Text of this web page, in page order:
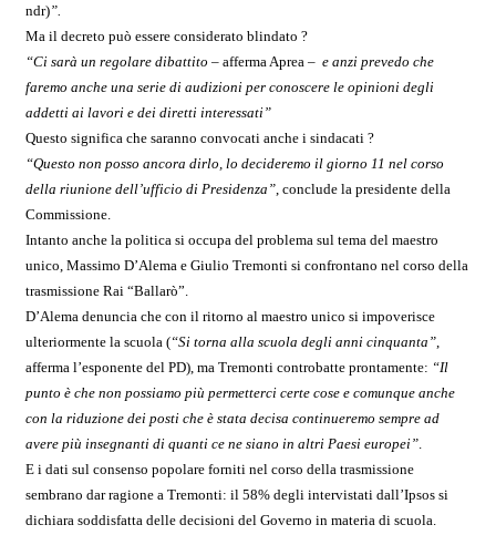
ndr)”.
Ma il decreto può essere considerato blindato ?
“Ci sarà un regolare dibattito – afferma Aprea – e anzi prevedo che
faremo anche una serie di audizioni per conoscere le opinioni degli
addetti ai lavori e dei diretti interessati”
Questo significa che saranno convocati anche i sindacati ?
“Questo non posso ancora dirlo, lo decideremo il giorno 11 nel corso
della riunione dell’ufficio di Presidenza” , conclude la presidente della
Commissione.
Intanto anche la politica si occupa del problema sul tema del maestro
unico, Massimo D’Alema e Giulio Tremonti si confrontano nel corso della
trasmissione Rai “Ballarò”.
D’Alema denuncia che con il ritorno al maestro unico si impoverisce
ulteriormente la scuola (“Si torna alla scuola degli anni cinquanta”
afferma l’esponente del PD), ma Tremonti controbatte prontamente: “Il
punto è che non possiamo più permetterci certe cose e comunque anche
con la riduzione dei posti che è stata decisa continueremo sempre ad
avere più insegnanti di quanti ce ne siano in altri Paesi europei”
E i dati sul consenso popolare forniti nel corso della trasmissione
sembrano dar ragione a Tremonti: il 58% degli intervistati dall’Ipsos si
dichiara soddisfatta delle decisioni del Governo in materia di scuola.